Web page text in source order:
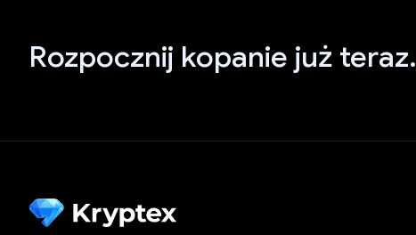
Rozpocznij kopanie już teraz.